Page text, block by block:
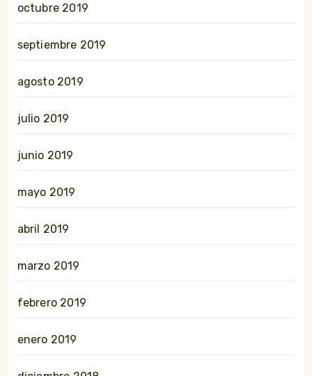
octubre 2019
septiembre 2019
agosto 2019
julio 2019
junio 2019
mayo 2019
abril 2019
marzo 2019
febrero 2019
enero 2019